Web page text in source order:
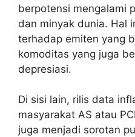
berpotensi mengalami
dan minyak dunia. Hal
terhadap emiten yang
komoditas yang juga
depresiasi.
Di sisi lain, rilis data
masyarakat AS atau
juga menjadi sorotan